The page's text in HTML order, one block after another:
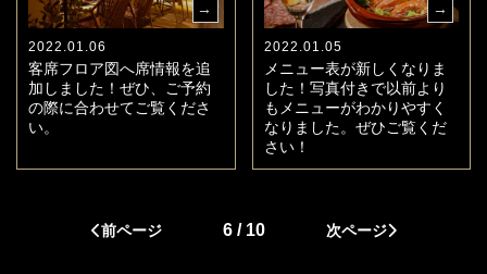
2022.01.06
客席フロア図へ席情報を追
加しました！ぜひ、ご予約
の際に合わせてご覧くださ
い。
2022.01.05
メニュー表が新しくなりま
した！写真付きで以前より
もメニューがわかりやすく
なりました。ぜひご覧くだ
さい！
前ページ 6 / 10 次ページ